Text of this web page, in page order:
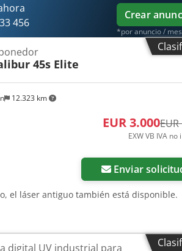
456
Crear
*por anuncio / mes
12.323 km
45s Elite
EUR 3.000
EXW VB IVA no
Enviar
el láser antiguo también está disponible.
digital UV industrial para